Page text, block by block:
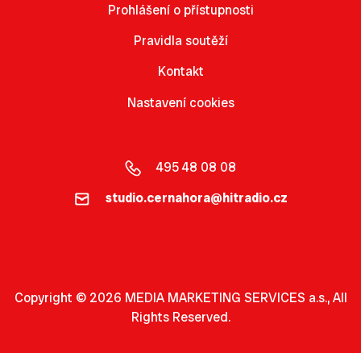
Prohlášení o přístupnosti
Pravidla soutěží
Kontakt
Nastavení cookies
495 48 08 08
studio.cernahora@hitradio.cz
Copyright © 2026 MEDIA MARKETING SERVICES a.s., All
Rights Reserved.